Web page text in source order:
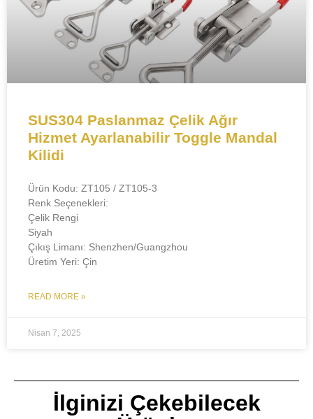
SUS304 Paslanmaz Çelik Ağır
Hizmet Ayarlanabilir Toggle Mandal
Kilidi​​
​Ürün Kodu:​​ ZT105 / ZT105-3
​​Renk Seçenekleri:​​
Çelik Rengi
Siyah
​​Çıkış Limanı:​​ Shenzhen/Guangzhou
​​Üretim Yeri:​​ Çin
READ MORE »
Nisan 7, 2025
İlginizi Çekebilecek